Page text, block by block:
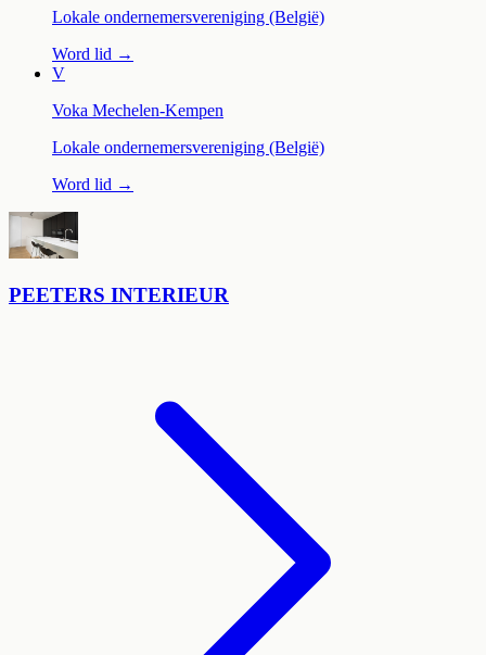
Lokale ondernemersvereniging (België)
Word lid →
V
Voka Mechelen-Kempen
Lokale ondernemersvereniging (België)
Word lid →
+
−
PEETERS INTERIEUR